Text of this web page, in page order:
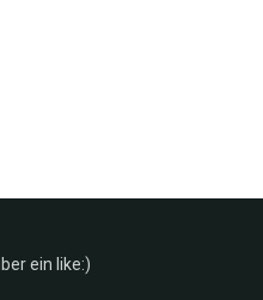
ein like:)